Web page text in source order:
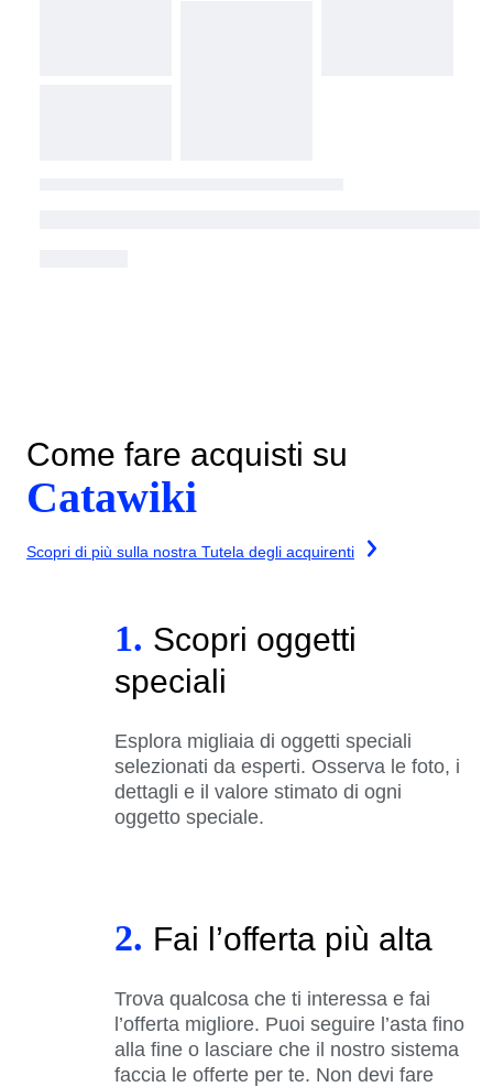
Come fare acquisti su
Catawiki
Scopri di più sulla nostra Tutela degli acquirenti
1. Scopri oggetti
speciali
Esplora migliaia di oggetti speciali
selezionati da esperti. Osserva le foto, i
dettagli e il valore stimato di ogni
oggetto speciale.
2. Fai l’offerta più alta
Trova qualcosa che ti interessa e fai
l’offerta migliore. Puoi seguire l’asta fino
alla fine o lasciare che il nostro sistema
faccia le offerte per te. Non devi fare